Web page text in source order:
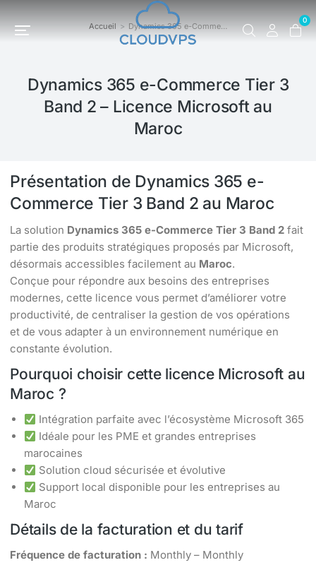
0
Vous êtes ici :Accueil Dynamics 365 e-Comme…
Dynamics 365 e-Commerce Tier 3
Band 2 – Licence Microsoft au
Maroc
Présentation de Dynamics 365 e-
Commerce Tier 3 Band 2 au Maroc
La solution Dynamics 365 e-Commerce Tier 3 Band 2 fait
partie des produits stratégiques proposés par Microsoft,
désormais accessibles facilement au Maroc.
Conçue pour répondre aux besoins des entreprises
modernes, cette licence vous permet d’améliorer votre
productivité, de centraliser la gestion de vos opérations
et de vous adapter à un environnement numérique en
constante évolution.
Pourquoi choisir cette licence Microsoft au
Maroc ?
Intégration parfaite avec l’écosystème Microsoft 365
Idéale pour les PME et grandes entreprises
marocaines
Solution cloud sécurisée et évolutive
Support local disponible pour les entreprises au
Maroc
Détails de la facturation et du tarif
Fréquence de facturation : Monthly – Monthly